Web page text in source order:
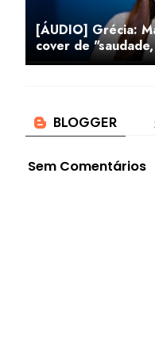
[ÁUDIO] Grécia:
cover de
Sem Comentários